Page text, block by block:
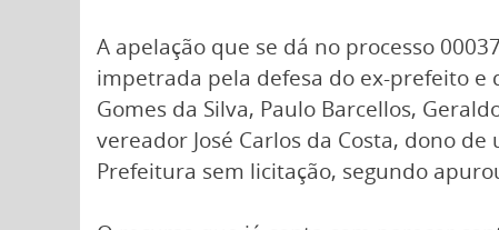
A apelação que se dá no processo
impetrada pela defesa do ex-prefeito e
Gomes da Silva, Paulo Barcellos,
vereador José Carlos da Costa, dono
Prefeitura sem licitação, segundo